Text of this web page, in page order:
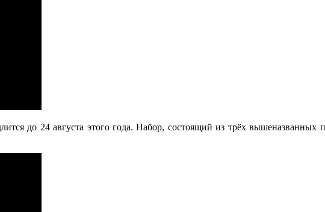
до 24 августа этого года. Набор, состоящий из трёх вышеназванных